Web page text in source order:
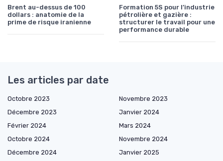
Brent au-dessus de 100
dollars : anatomie de la
prime de risque iranienne
Formation 5S pour l’industrie
pétrolière et gazière :
structurer le travail pour une
performance durable
Les articles par date
Octobre 2023
Novembre 2023
Décembre 2023
Janvier 2024
Février 2024
Mars 2024
Octobre 2024
Novembre 2024
Décembre 2024
Janvier 2025